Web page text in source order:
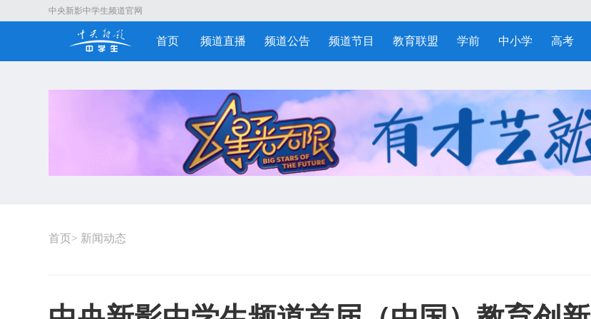
中央新影中学生频道官网
首页 频道直播 频道公告 频道节目 教育联盟 学前 中小学 高考
首页> 新闻动态